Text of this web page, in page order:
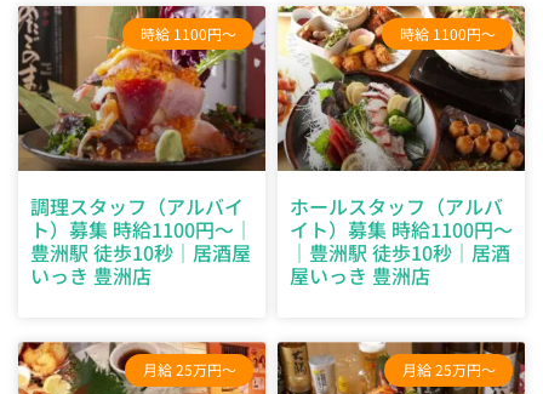
時給 1100円～
調理スタッフ（アルバイ
ト）募集 時給1100円～｜
豊洲駅 徒歩10秒｜居酒屋
いっき 豊洲店
時給 1100円～
ホールスタッフ（アルバ
イト）募集 時給1100円～
｜豊洲駅 徒歩10秒｜居酒
屋いっき 豊洲店
月給 25万円～ 月給 25万円～